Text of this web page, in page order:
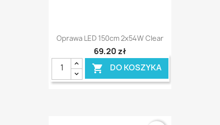
Oprawa LED 150cm 2x54W Clear
69,20 zł
 DO KOSZYKA